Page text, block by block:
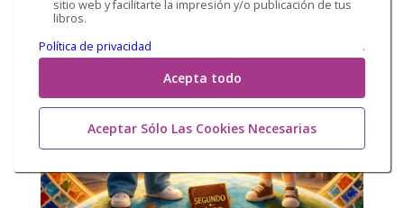
sitio web y facilitarte la impresión y/o publicación de tus
libros.
Política de privacidad
.
Acepta todo
Aceptar Sólo Las Cookies Necesarias